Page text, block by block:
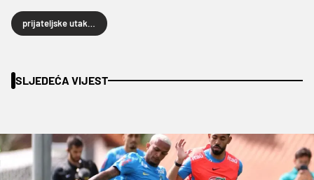
SLJEDEĆA VIJEST